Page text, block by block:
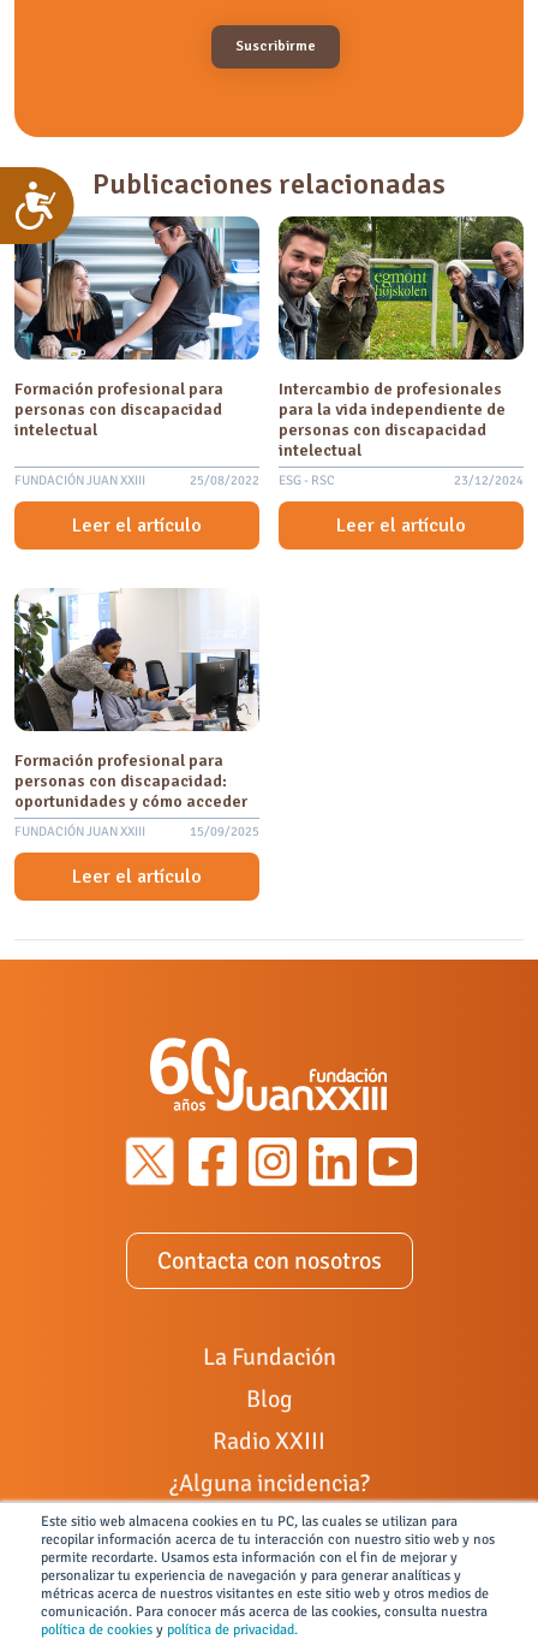
Este sitio web almacena cookies en tu PC, las cuales se utilizan para
recopilar información acerca de tu interacción con nuestro sitio web y nos
permite recordarte. Usamos esta información con el fin de mejorar y
personalizar tu experiencia de navegación y para generar analíticas y
métricas acerca de nuestros visitantes en este sitio web y otros medios de
comunicación. Para conocer más acerca de las cookies, consulta nuestra
política de cookies y política de privacidad.
Accesibilidad
Publicaciones relacionadas
Formación profesional para
personas con discapacidad
intelectual
FUNDACIÓN JUAN XXIII 25/08/2022
Leer el artículo
Intercambio de profesionales
para la vida independiente de
personas con discapacidad
intelectual
ESG - RSC 23/12/2024
Leer el artículo
Formación profesional para
personas con discapacidad:
oportunidades y cómo acceder
FUNDACIÓN JUAN XXIII 15/09/2025
Leer el artículo
Contacta con nosotros
La Fundación
Blog
Radio XXIII
¿Alguna incidencia?
Colabora con nosotros
Portal de empleo
Ley General de Discapacidad